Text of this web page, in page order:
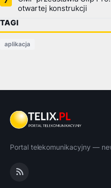
otwartej konstrukcji
TAGI
aplikacja
Portal telekomunikacyjny —